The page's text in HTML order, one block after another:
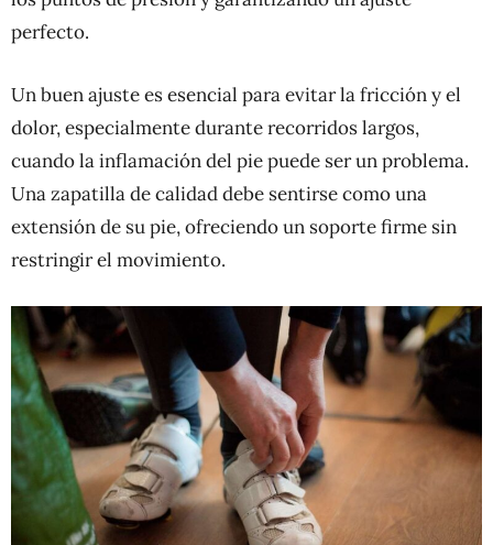
perfecto.
Un buen ajuste es esencial para evitar la fricción y el
dolor, especialmente durante recorridos largos,
cuando la inflamación del pie puede ser un problema.
Una zapatilla de calidad debe sentirse como una
extensión de su pie, ofreciendo un soporte firme sin
restringir el movimiento.